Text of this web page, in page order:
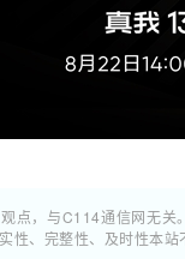
点，与C114通信网无
性、完整性、及时性本